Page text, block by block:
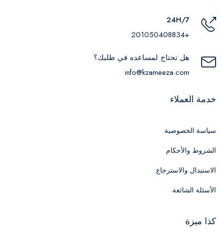
24H/7
+201050408834
هل تحتاج لمساعده في طلبك؟
info@kzameeza.com
خدمة العملاء
سياسة الخصوصية
الشروط والأحكام
الاستبدال والاسترجاع
الأسئلة الشائعة
كذا ميزة